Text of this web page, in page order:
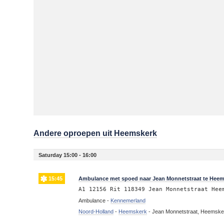
Andere oproepen uit Heemskerk
Saturday 15:00 - 16:00
15:45 Ambulance met spoed naar Jean Monnetstraat te
A1 12156 Rit 118349 Jean Monnetstraat
Ambulance - Kennemerland
Noord-Holland - Heemskerk -Jean Monnetstraat,